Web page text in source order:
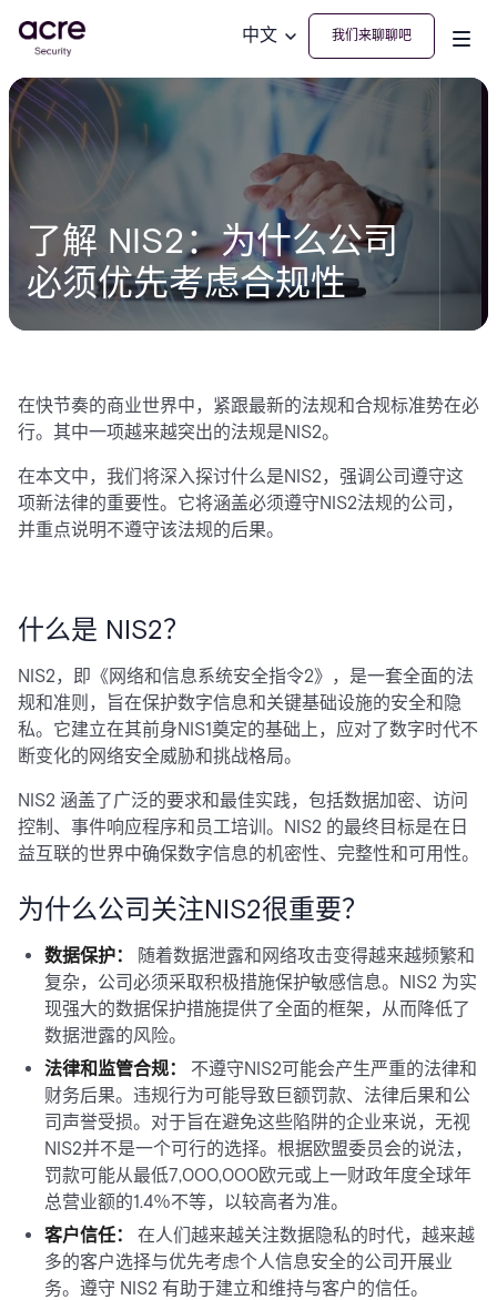
中文 我们来聊聊吧
了解 NIS2：为什么公司
必须优先考虑合规性
在快节奏的商业世界中，紧跟最新的法规和合规标准势在必
行。其中一项越来越突出的法规是NIS2。
在本文中，我们将深入探讨什么是NIS2，强调公司遵守这
项新法律的重要性。它将涵盖必须遵守NIS2法规的公司，
并重点说明不遵守该法规的后果。
什么是 NIS2？
NIS2，即《网络和信息系统安全指令2》，是一套全面的法
规和准则，旨在保护数字信息和关键基础设施的安全和隐
私。它建立在其前身NIS1奠定的基础上，应对了数字时代不
断变化的网络安全威胁和挑战格局。
NIS2 涵盖了广泛的要求和最佳实践，包括数据加密、访问
控制、事件响应程序和员工培训。NIS2 的最终目标是在日
益互联的世界中确保数字信息的机密性、完整性和可用性。
为什么公司关注NIS2很重要？
数据保护：
随着数据泄露和网络攻击变得越来越频繁和
复杂，公司必须采取积极措施保护敏感信息。NIS2 为实
现强大的数据保护措施提供了全面的框架，从而降低了
数据泄露的风险。
法律和监管合规： 不遵守NIS2可能会产生严重的法律和
财务后果。违规行为可能导致巨额罚款、法律后果和公
司声誉受损。对于旨在避免这些陷阱的企业来说，无视
NIS2并不是一个可行的选择。根据欧盟委员会的说法，
罚款可能从最低7,000,000欧元或上一财政年度全球年
总营业额的1.4％不等，以较高者为准。
客户信任： 在人们越来越关注数据隐私的时代，越来越
多的客户选择与优先考虑个人信息安全的公司开展业
务。遵守 NIS2 有助于建立和维持与客户的信任。